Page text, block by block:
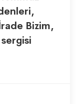
Bizim,